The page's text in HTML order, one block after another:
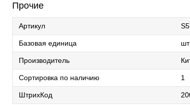
Прочие
Артикул
Базовая единица шт
Производитель
Сортировка по наличию 1
ШтрихКод